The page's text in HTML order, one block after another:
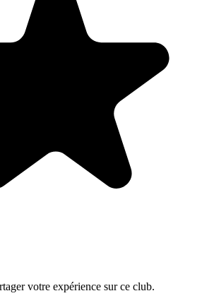
votre expérience sur ce club.